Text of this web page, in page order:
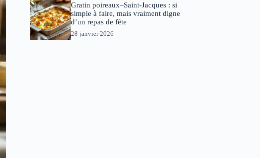
Gratin poireaux–Saint-Jacques : si
simple à faire, mais vraiment digne
d’un repas de fête
28 janvier 2026